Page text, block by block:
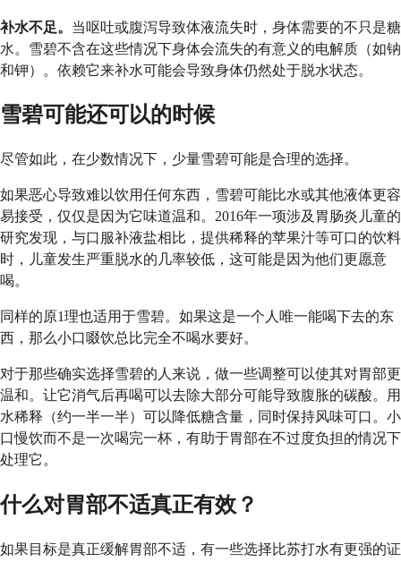
补水不足。 当呕吐或腹泻导致体液流失时，身体需要的不只是糖
水。雪碧不含在这些情况下身体会流失的有意义的电解质（如钠
和钾）。依赖它来补水可能会导致身体仍然处于脱水状态。
雪碧可能还可以的时候
尽管如此，在少数情况下，少量雪碧可能是合理的选择。
如果恶心导致难以饮用任何东西，雪碧可能比水或其他液体更容
易接受，仅仅是因为它味道温和。2016年一项涉及胃肠炎儿童的
研究发现，与口服补液盐相比，提供稀释的苹果汁等可口的饮料
时，儿童发生严重脱水的几率较低，这可能是因为他们更愿意
喝。
同样的原1理也适用于雪碧。如果这是一个人唯一能喝下去的东
西，那么小口啜饮总比完全不喝水要好。
对于那些确实选择雪碧的人来说，做一些调整可以使其对胃部更
温和。让它消气后再喝可以去除大部分可能导致腹胀的碳酸。用
水稀释（约一半一半）可以降低糖含量，同时保持风味可口。小
口慢饮而不是一次喝完一杯，有助于胃部在不过度负担的情况下
处理它。
什么对胃部不适真正有效？
如果目标是真正缓解胃部不适，有一些选择比苏打水有更强的证